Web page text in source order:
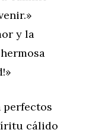
y la
perfectos
cálido